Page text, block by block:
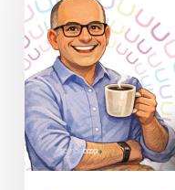
Presidente
fortalece
conexões
e
aproxima
colaboradores
da